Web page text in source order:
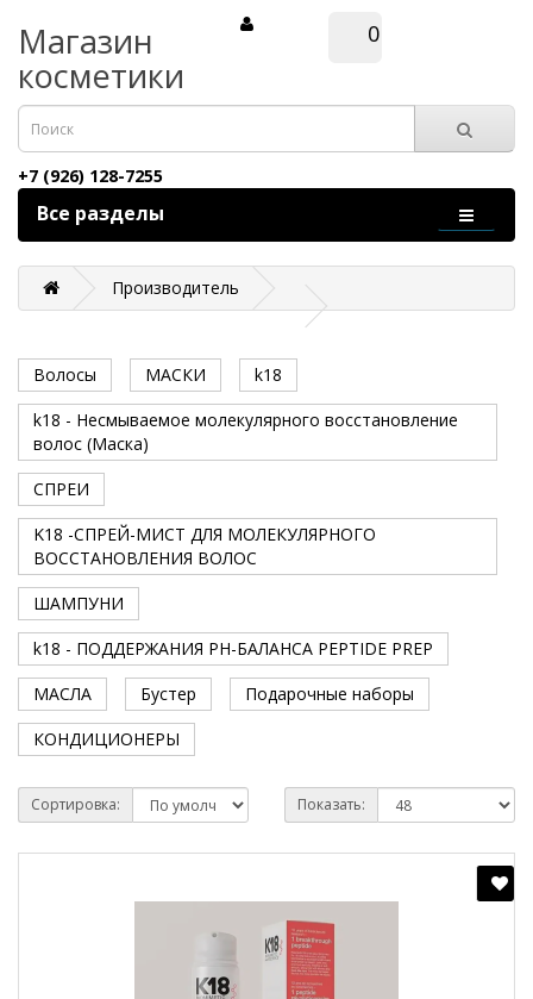
Магазин
косметики
0
+7 (926) 128-7255
Все разделы
Производитель
Волосы МАСКИ
k18
k18 - Несмываемое молекулярного восстановление
волос (Маска)
СПРЕИ
K18 -СПРЕЙ-МИСТ ДЛЯ МОЛЕКУЛЯРНОГО
ВОССТАНОВЛЕНИЯ ВОЛОС
ШАМПУНИ
k18 - ПОДДЕРЖАНИЯ PH-БАЛАНСА PEPTIDE PREP
МАСЛА
Бустер
Подарочные наборы
КОНДИЦИОНЕРЫ
Сортировка: Показать: